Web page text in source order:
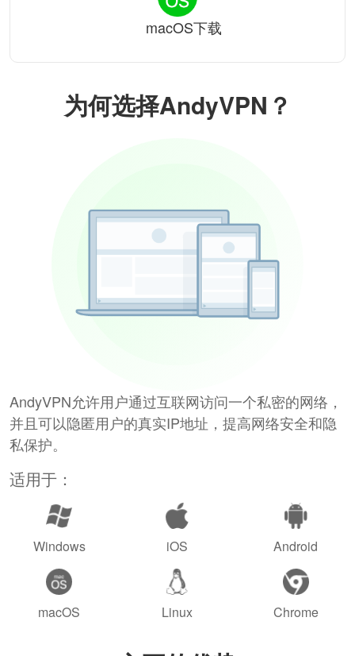
为何选择AndyVPN？
AndyVPN允许用户通过互联网访问一个私密的网络，
并且可以隐匿用户的真实IP地址，提高网络安全和隐
私保护。
适用于：
Windows iOS Android
macOS Linux Chrome
macOS下载